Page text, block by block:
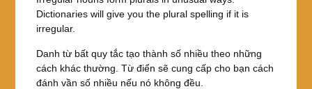
Dictionaries will give you the plural spelling if it is
irregular.
Danh từ bất quy tắc tạo thành số nhiều theo những
cách khác thường. Từ điển sẽ cung cấp cho bạn cách
đánh vần số nhiều nếu nó không đều.